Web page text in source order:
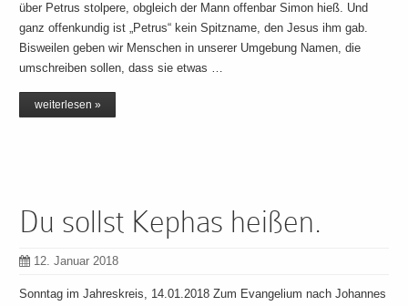
über Petrus stolpere, obgleich der Mann offenbar Simon hieß. Und
ganz offenkundig ist „Petrus“ kein Spitzname, den Jesus ihm gab.
Bisweilen geben wir Menschen in unserer Umgebung Namen, die
umschreiben sollen, dass sie etwas …
weiterlesen »
Du sollst Kephas heißen.
12. Januar 2018
Sonntag im Jahreskreis, 14.01.2018 Zum Evangelium nach Johannes